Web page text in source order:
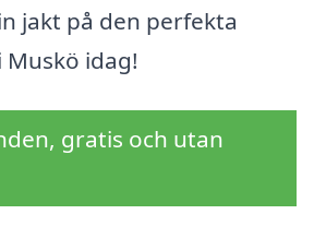
jakt på den perfekta
idag!
gratis och utan